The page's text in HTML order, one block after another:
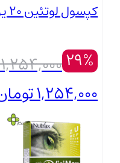
کپسول لوتئین 20 یوروویتال
29%
1,254,000
1,254,000 تومان بود.
890,000تومان
قیمت فعلی: 890,000 تومان.
بستن